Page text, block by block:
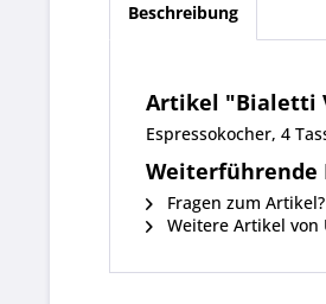
Beschreibung
Artikel "Bialetti
Espressokocher, 4
Weiterführende
Fragen zum Artikel?
Weitere Artikel von